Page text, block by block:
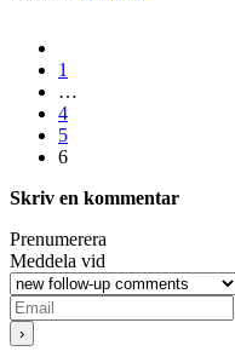
1
…
4
5
6
Skriv en kommentar
Prenumerera
Meddela vid